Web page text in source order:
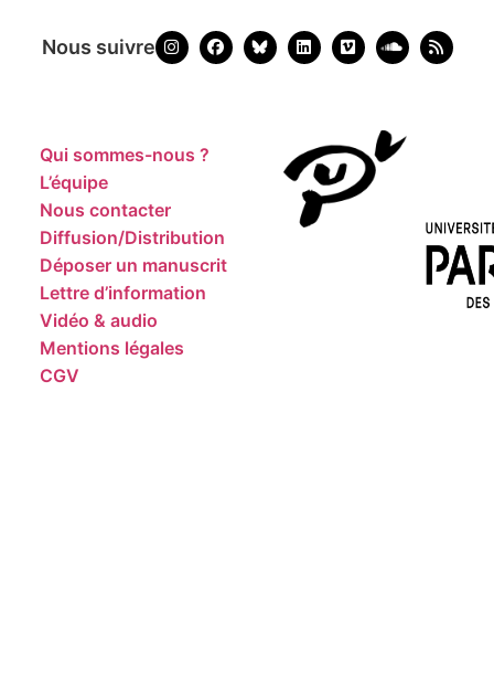
Nous suivre
Qui sommes-nous ?
L’équipe
Nous contacter
Diffusion/Distribution
Déposer un manuscrit
Lettre d’information
Vidéo & audio
Mentions légales
CGV